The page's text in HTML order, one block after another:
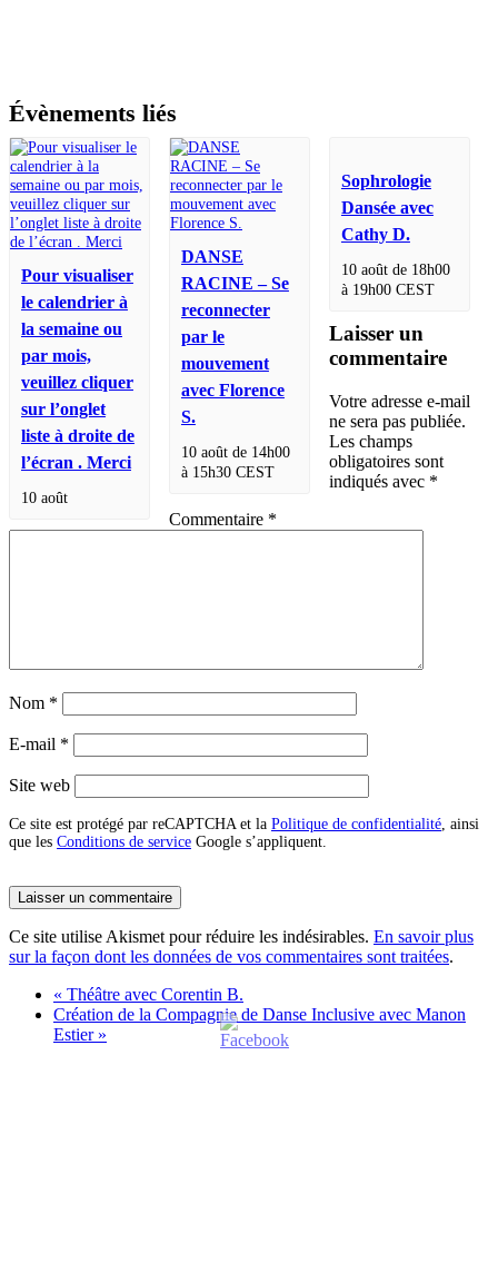
Évènements liés
Pour visualiser
le calendrier à
la semaine ou
par mois,
veuillez cliquer
sur l’onglet
liste à droite de
l’écran . Merci
10 août
DANSE
RACINE – Se
reconnecter
par le
mouvement
avec Florence
S.
10 août de 14h00
à 15h30 CEST
Sophrologie
Dansée avec
Cathy D.
10 août de 18h00
à 19h00 CEST
Laisser un
commentaire
Votre adresse e-mail
ne sera pas publiée.
Les champs
obligatoires sont
indiqués avec *
Commentaire *
Nom *
E-mail *
Site web
Ce site est protégé par reCAPTCHA et la Politique de confidentialité, ainsi
que les Conditions de service Google s’appliquent.
Ce site utilise Akismet pour réduire les indésirables. En savoir plus
sur la façon dont les données de vos commentaires sont traitées.
« Théâtre avec Corentin B.
Création de la Compagnie de Danse Inclusive avec Manon
Estier »